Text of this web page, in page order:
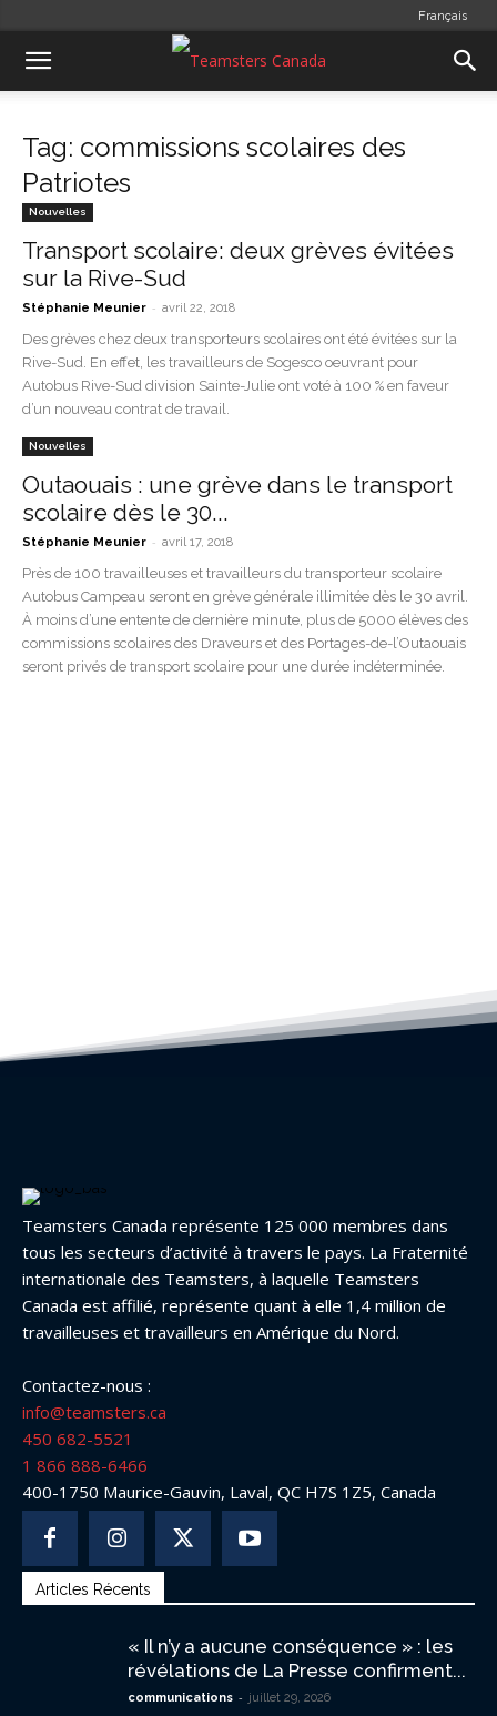
Français
Tag: commissions scolaires des
Patriotes
Nouvelles
Transport scolaire: deux grèves évitées
sur la Rive-Sud
Stéphanie Meunier - avril 22, 2018
Des grèves chez deux transporteurs scolaires ont été évitées sur la
Rive-Sud. En effet, les travailleurs de Sogesco oeuvrant pour
Autobus Rive-Sud division Sainte-Julie ont voté à 100 % en faveur
d’un nouveau contrat de travail.
Nouvelles
Outaouais : une grève dans le transport
scolaire dès le 30...
Stéphanie Meunier - avril 17, 2018
Près de 100 travailleuses et travailleurs du transporteur scolaire
Autobus Campeau seront en grève générale illimitée dès le 30 avril.
À moins d’une entente de dernière minute, plus de 5000 élèves des
commissions scolaires des Draveurs et des Portages-de-l’Outaouais
seront privés de transport scolaire pour une durée indéterminée.
Teamsters Canada représente 125 000 membres dans
tous les secteurs d’activité à travers le pays. La Fraternité
internationale des Teamsters, à laquelle Teamsters
Canada est affilié, représente quant à elle 1,4 million de
travailleuses et travailleurs en Amérique du Nord.
Contactez-nous :
info@teamsters.ca
450 682-5521
1 866 888-6466
400-1750 Maurice-Gauvin, Laval, QC H7S 1Z5, Canada
Articles Récents
« Il n’y a aucune conséquence » : les
révélations de La Presse confirment...
communications - juillet 29, 2026